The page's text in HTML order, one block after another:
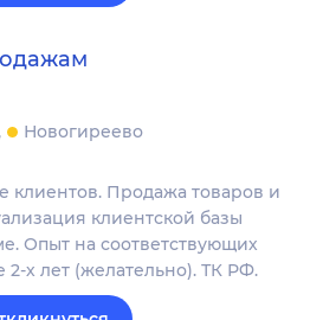
Новогиреево
клиентов. Продажа товаров и
клиентской базы
Опыт на соответствующих
х лет (желательно). ТК РФ.